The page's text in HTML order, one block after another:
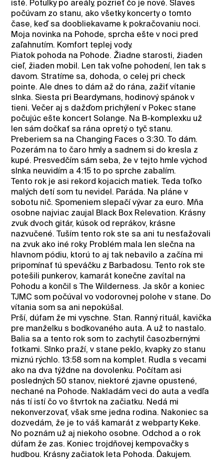
isté. Potulky po areály, pozrieť čo je nové. Slaves
počúvam zo stanu, ako všetky koncerty o tomto
čase, keď sa doobliekavame k pokračovaniu noci.
Moja novinka na Pohode, sprcha ešte v noci pred
zaľahnutím. Komfort teplej vody.
Piatok pohoda na Pohode. Žiadne starosti, žiaden
cieľ, žiaden mobil. Len tak voľne pohodení, len tak s
davom. Stratíme sa, dohoda, o celej pri check
pointe. Ale dnes to dám až do rána, zažiť vítanie
slnka. Siesta pri Beardymans, hodinový spánok v
tieni. Večer aj s dažďom prichýlení v Pokec stane
počujúc ešte koncert Solange. Na B-komplexku už
len sám dočkať sa rána opretý o tyč stanu.
Preberiem sa na Changing Faces o 3:30. To dám.
Pozerám na to čaro hmly a sadnem si do kresla z
kupé. Presvedčím sám seba, že v tejto hmle východ
slnka neuvidím a 4:15 to po sprche zabalím.
Tento rok je asi rekord kojacich matiek. Teda toľko
malých detí som tu nevidel. Paráda. Na pláne v
sobotu nič. Spomeniem slepačí vývar za euro. Mňa
osobne najviac zaujal Black Box Relevation. Krásny
zvuk dvoch gitár, kúsok od reprákov, krásne
nazvučené. Tuším tento rok ste sa ani tu nesťažovali
na zvuk ako iné roky. Problém mala len slečna na
hlavnom pódiu, ktorú to aj tak nebavilo a začína mi
pripomínať tú speváčku z Barbadosu. Tento rok ste
potešili punkerov, kamarát konečne zavítal na
Pohodu a končil s The Wilderness. Ja skôr a koniec
TJMC som počúval vo vodorovnej polohe v stane. Do
vítania som sa ani nepokúšal.
Prší, dúfam že mi vyschne. Stan. Ranný rituál, kavička
pre manželku s bodkovaného auta. A už to nastalo.
Balia sa a tento rok som to zachytil časozbernými
fotkami. Slnko praží, v stane peklo, kvapky zo stanu
miznú rýchlo. 13:58 som na komplet. Rudla s vecami
ako na dva týždne na dovolenku. Počítam asi
posledných 50 stanov, niektoré zjavne opustené,
nechané na Pohode. Nakladám veci do auta a vedľa
nás tí istí čo vo štvrtok na začiatku. Nedá mi
nekonverzovať, však sme jedna rodina. Nakoniec sa
dozvedám, že je to váš kamarát z webparty Keke.
No poznám už aj niekoho osobne. Odchod a o rok
dúfam že zas. Koniec trojdňovej kempovačky s
hudbou. Krásny začiatok leta Pohoda. Ďakujem.